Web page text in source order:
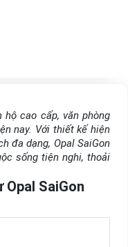
hộ cao cấp, văn phòng
nay. Với thiết kế hiện
đa dạng, Opal SaiGon
sống tiện nghi, thoải
Opal SaiGon